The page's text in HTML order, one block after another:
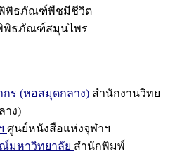
พิธภัณฑ์พืชมีชีวิต
พิธภัณฑ์สมุนไพร
ร (หอสมุดกลาง) สำนักงานวิทย
าง)
ศูนย์หนังสือแห่งจุฬาฯ
มหาวิทยาลัย สำนักพิมพ์